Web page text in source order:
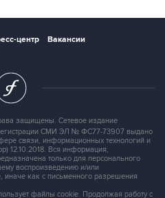
центр
Вакансии
защищены. Сетевое издание
СМИ ЭЛ № ФС77-73907 выдано
связи, информационных технологий и
12.10.2018. Вся информация,
только для персонального
воспроизведению и/или
иначе как с письменного разрешения
файлы cookie. Продолжая работу с